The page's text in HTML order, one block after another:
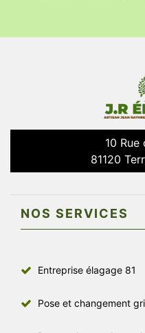
10
81120
NOS SERVICES
Entreprise élagage 81
Pose et changement